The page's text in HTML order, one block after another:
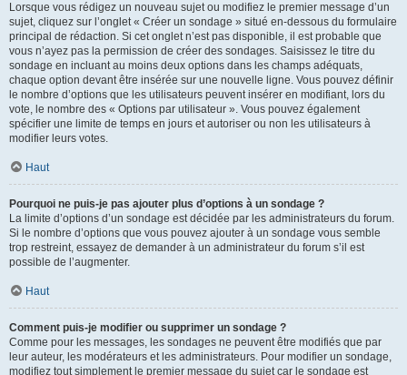
Lorsque vous rédigez un nouveau sujet ou modifiez le premier message d’un
sujet, cliquez sur l’onglet « Créer un sondage » situé en-dessous du formulaire
principal de rédaction. Si cet onglet n’est pas disponible, il est probable que
vous n’ayez pas la permission de créer des sondages. Saisissez le titre du
sondage en incluant au moins deux options dans les champs adéquats,
chaque option devant être insérée sur une nouvelle ligne. Vous pouvez définir
le nombre d’options que les utilisateurs peuvent insérer en modifiant, lors du
vote, le nombre des « Options par utilisateur ». Vous pouvez également
spécifier une limite de temps en jours et autoriser ou non les utilisateurs à
modifier leurs votes.
Haut
Pourquoi ne puis-je pas ajouter plus d’options à un sondage ?
La limite d’options d’un sondage est décidée par les administrateurs du forum.
Si le nombre d’options que vous pouvez ajouter à un sondage vous semble
trop restreint, essayez de demander à un administrateur du forum s’il est
possible de l’augmenter.
Haut
Comment puis-je modifier ou supprimer un sondage ?
Comme pour les messages, les sondages ne peuvent être modifiés que par
leur auteur, les modérateurs et les administrateurs. Pour modifier un sondage,
modifiez tout simplement le premier message du sujet car le sondage est